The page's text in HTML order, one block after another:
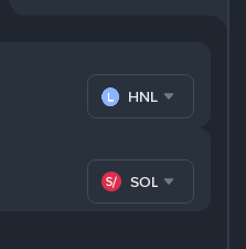
HNL
SOL